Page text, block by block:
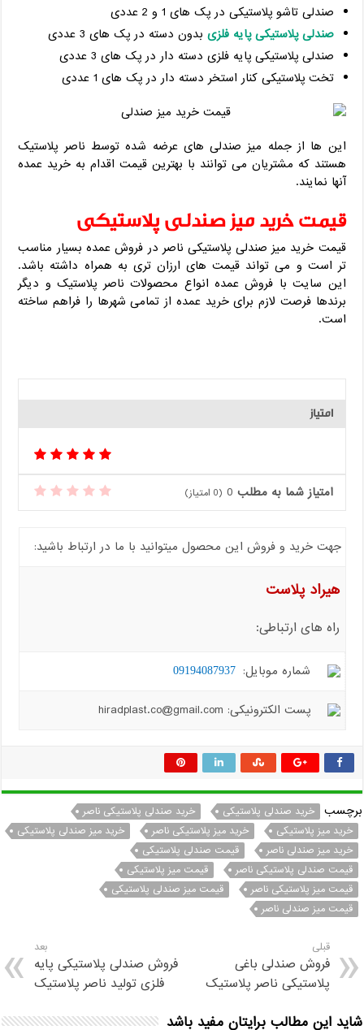
صندلی تاشو پلاستیکی در پک های 1 و 2 عددی
صندلی پلاستیکی پایه فلزی بدون دسته در پک های 3 عددی
صندلی پلاستیکی پایه فلزی دسته دار در پک های 3 عددی
تخت پلاستیکی کنار استخر دسته دار در پک های 1 عددی
این ها از جمله میز صندلی های عرضه شده توسط ناصر پلاستیک
هستند که مشتریان می توانند با بهترین قیمت اقدام به خرید عمده
آنها نمایند.
قیمت خرید میز صندلی پلاستیکی
قیمت خرید میز صندلی پلاستیکی ناصر در فروش عمده بسیار مناسب
تر است و می تواند قیمت های ارزان تری به همراه داشته باشد.
این سایت با فروش عمده انواع محصولات ناصر پلاستیک و دیگر
برندها فرصت لازم برای خرید عمده از تمامی شهرها را فراهم ساخته
است.
امتیاز
امتیاز شما به مطلب 0
(
0 امتیاز)
جهت خرید و فروش این محصول میتوانید با ما در ارتباط باشید:
هیراد پلاست
راه های ارتباطی:
شماره موبایل: 09194087937
پست الکترونیکی: hiradplast.co@gmail.com
برچسب خرید صندلی پلاستیکی
خرید صندلی پلاستیکی ناصر
خرید میز پلاستیکی
خرید میز پلاستیکی ناصر
خرید میز صندلی پلاستیکی
خرید میز صندلی ناصر
قیمت صندلی پلاستیکی
قیمت صندلی پلاستیکی ناصر
قیمت میز پلاستیکی
قیمت میز پلاستیکی ناصر
قیمت میز صندلی پلاستیکی
قیمت میز صندلی ناصر
قبلی
فروش صندلی باغی
پلاستیکی ناصر پلاستیک
بعد
فروش صندلی پلاستیکی پایه
فلزی تولید ناصر پلاستیک
شاید این مطالب برایتان مفید باشد